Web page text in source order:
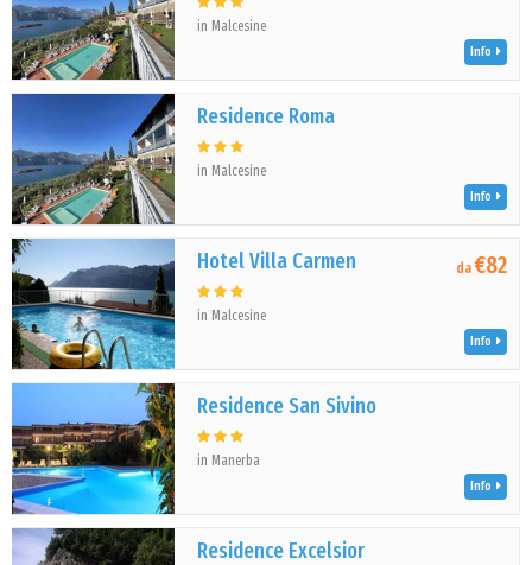
in Malcesine
Info
Residence Roma
in Malcesine
Info
Hotel Villa Carmen
in Malcesine
da€82
Info
Residence San Sivino
in Manerba
Info
Residence Excelsior